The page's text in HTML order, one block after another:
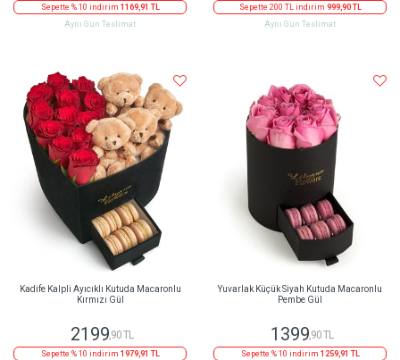
Sepette % 10 indirim 1169,91 TL
Aynı Gün Teslimat
Sepette 200 TL indirim 999,90 TL
Aynı Gün Teslimat
Kadife Kalpli Ayıcıklı Kutuda Macaronlu
Kırmızı Gül
2199,90 TL
Sepette % 10 indirim 1979,91 TL
Yuvarlak Küçük Siyah Kutuda Macaronlu
Pembe Gül
1399,90 TL
Sepette % 10 indirim 1259,91 TL